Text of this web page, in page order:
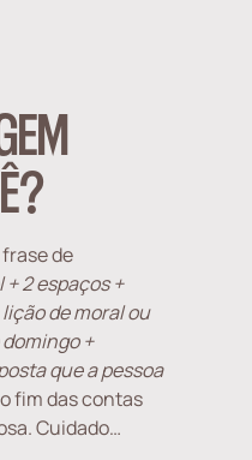
de
2 espaços +
de moral ou
+
que a pessoa
fim das contas
Cuidado…